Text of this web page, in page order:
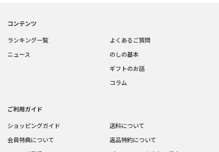
コンテンツ
ランキング一覧
ニュース
よくあるご質問
のしの基本
ギフトのお話
コラム
ご利用ガイド
ショッピングガイド
会員特典について
送料について
返品特約について